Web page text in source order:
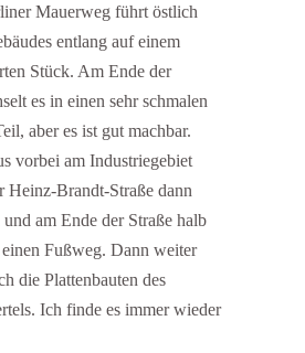
Mauerweg führt östlich
entlang auf einem
Stück. Am Ende der
es in einen sehr schmalen
aber es ist gut machbar.
vorbei am Industriegebiet
Heinz-Brandt-Straße dann
und am Ende der Straße halb
Fußweg. Dann weiter
die Plattenbauten des
Ich finde es immer wieder